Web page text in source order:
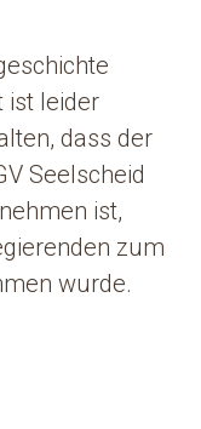
ist leider
dass der
Seelscheid
ist,
zum
wurde.